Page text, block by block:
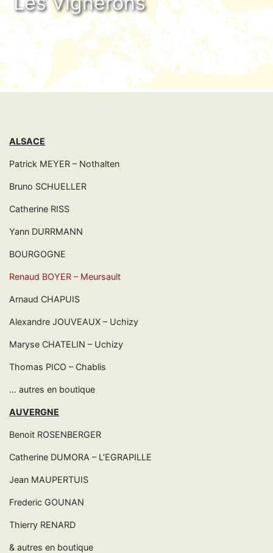
ALSACE
Patrick MEYER – Nothalten
Bruno SCHUELLER
Catherine RISS
Yann DURRMANN
BOURGOGNE
Renaud BOYER – Meursault
Arnaud CHAPUIS
Alexandre JOUVEAUX – Uchizy
Maryse CHATELIN – Uchizy
Thomas PICO – Chablis
… autres en boutique
AUVERGNE
Benoit ROSENBERGER
Catherine DUMORA – L’EGRAPILLE
Jean MAUPERTUIS
Frederic GOUNAN
Thierry RENARD
& autres en boutique